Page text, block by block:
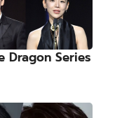
Dragon Series